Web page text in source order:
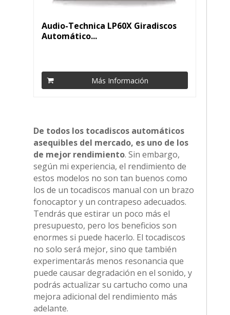
Audio-Technica LP60X Giradiscos
Automático...
Más Información
De todos los tocadiscos automáticos
asequibles del mercado, es uno de los
de mejor rendimiento. Sin embargo,
según mi experiencia, el rendimiento de
estos modelos no son tan buenos como
los de un tocadiscos manual con un brazo
fonocaptor y un contrapeso adecuados.
Tendrás que estirar un poco más el
presupuesto, pero los beneficios son
enormes si puede hacerlo. El tocadiscos
no solo será mejor, sino que también
experimentarás menos resonancia que
puede causar degradación en el sonido, y
podrás actualizar su cartucho como una
mejora adicional del rendimiento más
adelante.